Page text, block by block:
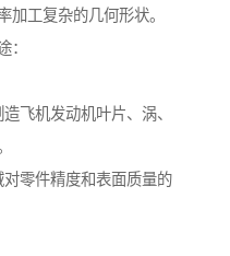
加工复杂的几何形状。
：
飞机发动机叶片、涡、
零件精度和表面质量的